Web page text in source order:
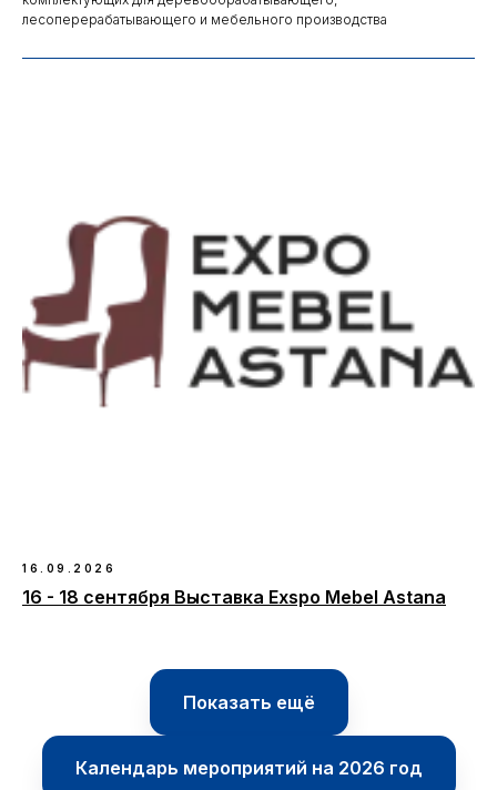
лесоперерабатывающего и мебельного производства
16.09.2026
16 - 18 сентября Выставка Exspo Mebel Astana
Показать ещё
Календарь мероприятий на 2026 год